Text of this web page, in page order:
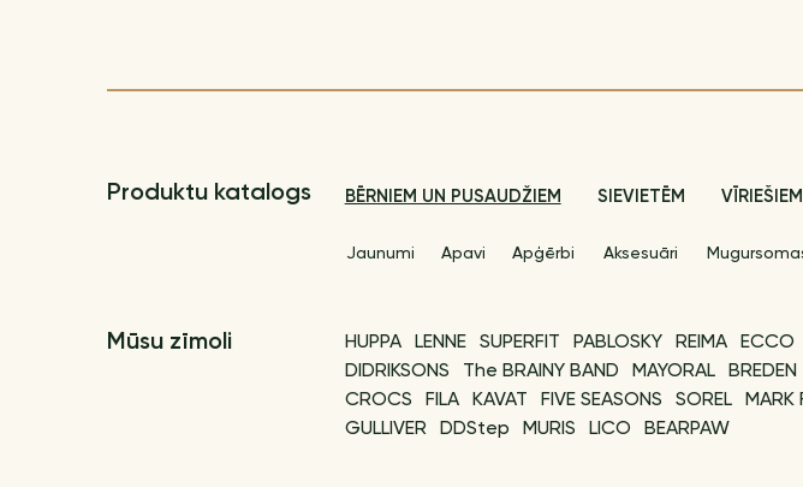
Produktu katalogs BĒRNIEM UN PUSAUDŽIEM SIEVIETĒM VĪRIEŠIEM
Jaunumi Apavi Apģērbi Aksesuāri
Mūsu zīmoli HUPPA LENNE SUPERFIT PABLOSKY REIMA ECCO
DIDRIKSONS
The BRAINY BAND MAYORAL BREDEN
CROCS
FILA KAVAT FIVE SEASONS SOREL MARK
GULLIVER
DDStep MURIS LICO BEARPAW